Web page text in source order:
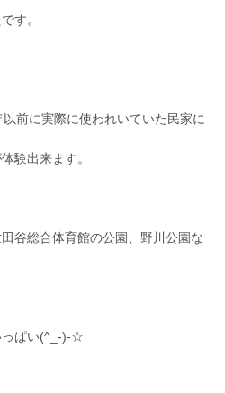
す。
前に実際に使われいていた民家に
験出来ます。
谷総合体育館の公園、野川公園な
っぱい(^_-)-☆